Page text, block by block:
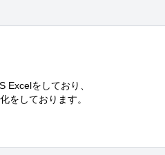
Excelをしており、
をしております。